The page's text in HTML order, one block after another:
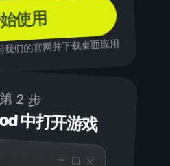
使用
们的官网并下载桌面应用
第 2 步
中打开游戏